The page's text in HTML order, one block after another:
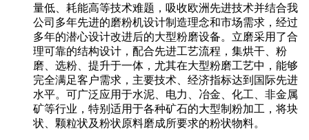
量低、耗能高等技术难题，吸收欧洲先进技术并结合我
公司多年先进的磨粉机设计制造理念和市场需求，经过
多年的潜心设计改进后的大型粉磨设备。立磨采用了合
理可靠的结构设计，配合先进工艺流程，集烘干、粉
磨、选粉、提升于一体，尤其在大型粉磨工艺中，能够
完全满足客户需求，主要技术、经济指标达到国际先进
水平。可广泛应用于水泥、电力、冶金、化工、非金属
矿等行业，特别适用于各种矿石的大型制粉加工，将块
状、颗粒状及粉状原料磨成所要求的粉状物料。